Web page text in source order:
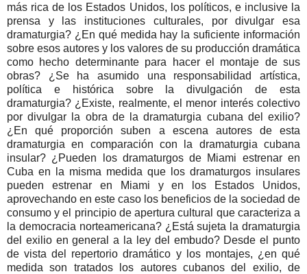
más rica de los Estados Unidos, los políticos, e inclusive la
prensa y las instituciones culturales, por divulgar esa
dramaturgia? ¿En qué medida hay la suficiente información
sobre esos autores y los valores de su producción dramática
como hecho determinante para hacer el montaje de sus
obras? ¿Se ha asumido una responsabilidad artística,
política e histórica sobre la divulgación de esta
dramaturgia? ¿Existe, realmente, el menor interés colectivo
por divulgar la obra de la dramaturgia cubana del exilio?
¿En qué proporción suben a escena autores de esta
dramaturgia en comparación con la dramaturgia cubana
insular? ¿Pueden los dramaturgos de Miami estrenar en
Cuba en la misma medida que los dramaturgos insulares
pueden estrenar en Miami y en los Estados Unidos,
aprovechando en este caso los beneficios de la sociedad de
consumo y el principio de apertura cultural que caracteriza a
la democracia norteamericana? ¿Está sujeta la dramaturgia
del exilio en general a la ley del embudo? Desde el punto
de vista del repertorio dramático y los montajes, ¿en qué
medida son tratados los autores cubanos del exilio, de